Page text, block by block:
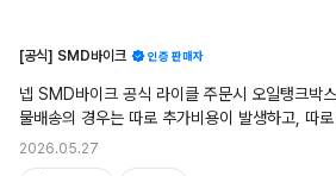
[공식] SMD바이크 인증 판매자
넵 SMD바이크 공식 라이클 주문시 오일탱크박
물배송의 경우는 따로 추가비용이 발생하고, 따
2026.05.27